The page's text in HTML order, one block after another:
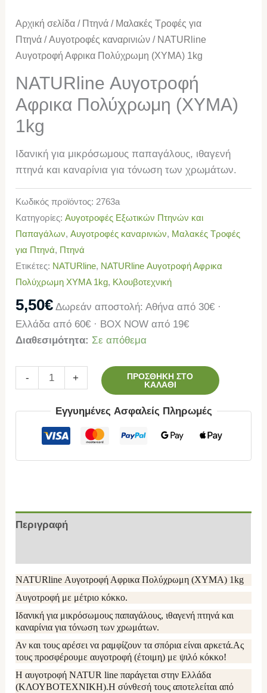
Αρχική σελίδα / Πτηνά / Μαλακές Τροφές για
Πτηνά /Αυγοτροφές καναρινιών / NATURline
Αυγοτροφή Αφρικα Πολύχρωμη (ΧΥΜΑ) 1kg
NATURline Αυγοτροφή
Αφρικα Πολύχρωμη (ΧΥΜΑ)
1kg
Ιδανική για μικρόσωμους παπαγάλους, ιθαγενή
πτηνά και καναρίνια για τόνωση των χρωμάτων.
Κωδικός προϊόντος: 2763a
Κατηγορίες:Αυγοτροφές Εξωτικών Πτηνών και
Παπαγάλων,Αυγοτροφές καναρινιών, Μαλακές Τροφές
για Πτηνά, Πτηνά
Ετικέτες: NATURline, NATURline Αυγοτροφή Αφρικα
Πολύχρωμη ΧΥΜΑ 1kg, Κλουβοτεχνική
5,50€ Δωρεάν αποστολή: Αθήνα από 30€ ·
Ελλάδα από 60€ · BOX NOW από 19€
Διαθεσιμότητα: Σε απόθεμα
- +
ΠΡΟΣΘΉΚΗ ΣΤΟ
ΚΑΛΆΘΙ
Εγγυημένες Ασφαλείς Πληρωμές
Περιγραφή
NATURline Αυγοτροφή Αφρικα Πολύχρωμη (ΧΥΜΑ) 1kg
Αυγοτροφή με μέτριο κόκκο.
Ιδανική για μικρόσωμους παπαγάλους, ιθαγενή πτηνά και
καναρίνια για τόνωση των χρωμάτων.
Αν και τους αρέσει να ραμφίζουν τα σπόρια είναι αρκετά.Ας
τους προσφέρουμε αυγοτροφή (έτοιμη) με ψιλό κόκκο!
Η αυγοτροφή NATUR line παράγεται στην Ελλάδα
(ΚΛΟΥΒΟΤΕΧΝΙΚΗ).Η σύνθεσή τους αποτελείται από